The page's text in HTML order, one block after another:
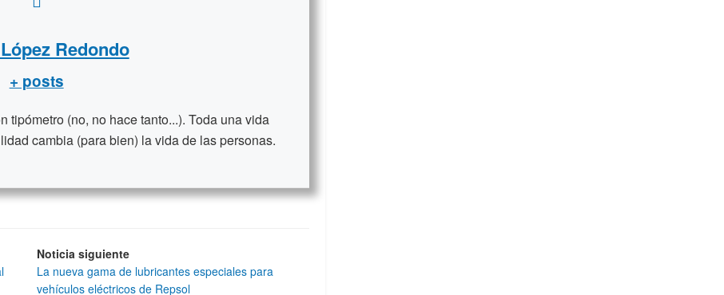
Redondo
+ posts
tipómetro (no, no hace tanto...). Toda una vida
cambia (para bien) la vida de las personas.
Noticia siguiente
La nueva gama de lubricantes especiales para
vehículos eléctricos de Repsol